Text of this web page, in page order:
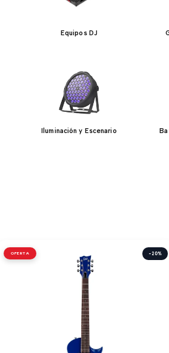
Equipos DJ
Iluminación y Escenario
OFERTA -20%